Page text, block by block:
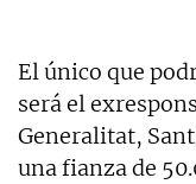
El único que
será el
Generalitat,
una fianza de